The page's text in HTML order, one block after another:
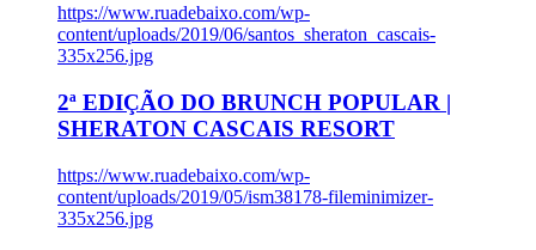
https://www.ruadebaixo.com/wp-
content/uploads/2019/06/santos_sheraton_cascais-
335x256.jpg
2ª EDIÇÃO DO BRUNCH POPULAR |
SHERATON CASCAIS RESORT
https://www.ruadebaixo.com/wp-
content/uploads/2019/05/ism38178-fileminimizer-
335x256.jpg